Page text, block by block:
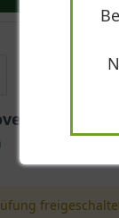
Winners